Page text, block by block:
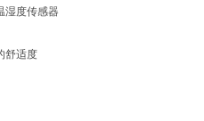
湿度传感器
舒适度